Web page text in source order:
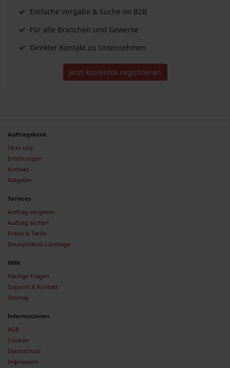
Einfache Vergabe & Suche im B2B
Für alle Branchen und Gewerke
Direkter Kontakt zu Unternehmen
Jetzt kostenlos registrieren
Auftragsbank
Über uns
Erfahrungen
Kontakt
Ratgeber
Services
Auftrag vergeben
Auftrag suchen
Preise & Tarife
Deutschlands Landtage
Hilfe
Häufige Fragen
Support & Kontakt
Sitemap
Informationen
AGB
Cookies
Datenschutz
Impressum